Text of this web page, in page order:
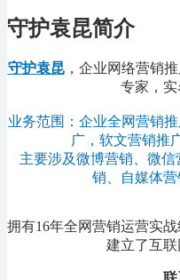
守护袁昆简介
守护袁昆，企业网络营销
专家，实
业务范围：企业全网营销
广，软文营销推
主要涉及微博营销、微
销、自媒体营
拥有16年全网营销运营实
建立了互联